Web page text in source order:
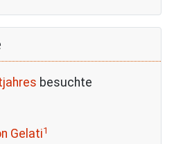
besuchte
Gelati1